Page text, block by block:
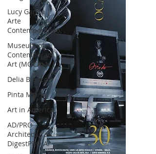
Lucy García |
Arte
Contemporáneo.
Museum of
Contemporary
Art (MOCA) N
Delia Blanco
Pinta Miami
Art in America
AD/PRO
Architectural
DigestPRO Ar